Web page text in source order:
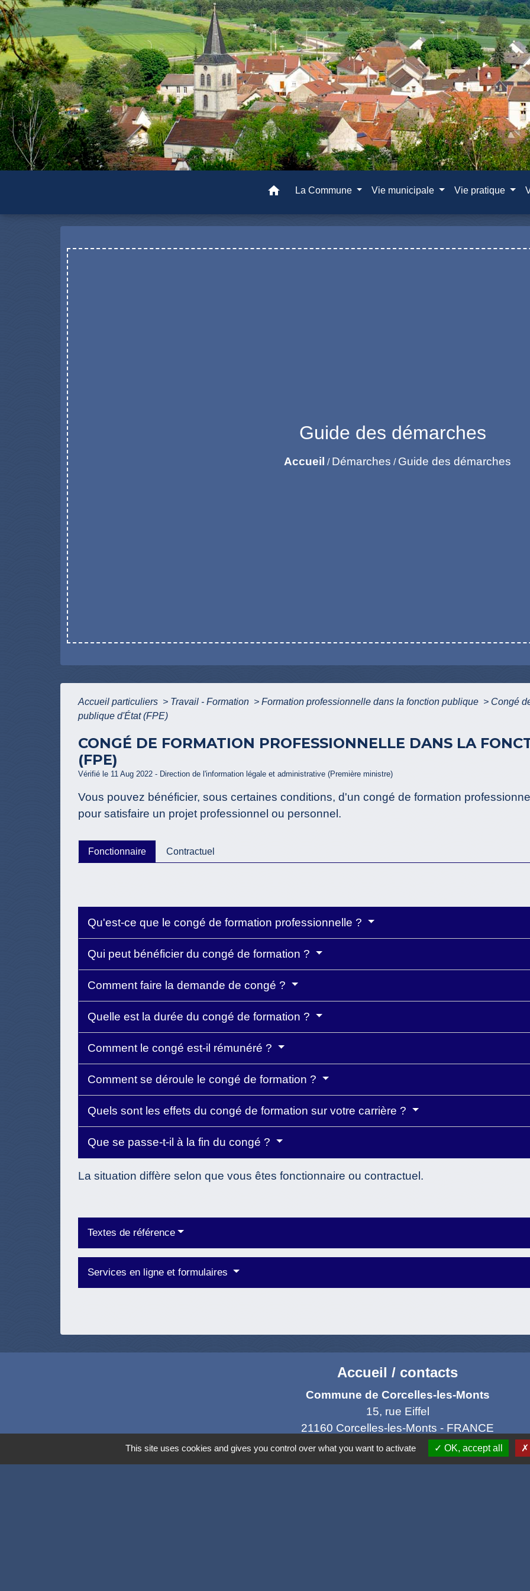
home La Commune Vie municipale Vie pratique
Guide des démarches
Accueil / Démarches / Guide des démarches
Accueil particuliers > Travail - Formation > Formation professionnelle dans la fonction publique > Congé
publique d'État (FPE)
CONGÉ DE FORMATION PROFESSIONNELLE DANS LA
(FPE)
Vérifié le 11 Aug 2022 - Direction de l'information légale et administrative (Première ministre)
Vous pouvez bénéficier, sous certaines conditions, d'un congé de formation
pour satisfaire un projet professionnel ou personnel.
Fonctionnaire Contractuel
Qu'est-ce que le congé de formation professionnelle ?
Qui peut bénéficier du congé de formation ?
Comment faire la demande de congé ?
Quelle est la durée du congé de formation ?
Comment le congé est-il rémunéré ?
Comment se déroule le congé de formation ?
Quels sont les effets du congé de formation sur votre carrière ?
Que se passe-t-il à la fin du congé ?
La situation diffère selon que vous êtes fonctionnaire ou contractuel.
Textes de référence
Services en ligne et formulaires
Accueil / contacts
Commune de Corcelles-les-Monts
15, rue Eiffel
21160 Corcelles-les-Monts - FRANCE
+33 3 80 42 93 40
Contact par formulaire
This site uses cookies and gives you control over what you want to activate OK, accept all